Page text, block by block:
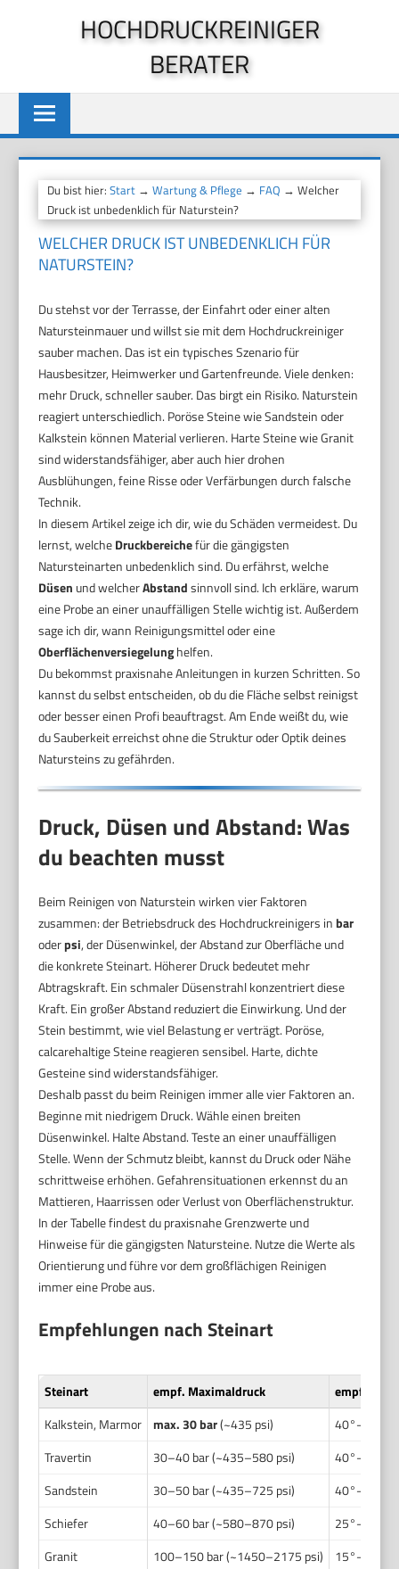
HOCHDRUCKREINIGER
BERATER
Du bist hier:Start →Wartung & Pflege → FAQ → Welcher
Druck ist unbedenklich für Naturstein?
WELCHER DRUCK IST UNBEDENKLICH FÜR
NATURSTEIN?
Du stehst vor der Terrasse, der Einfahrt oder einer alten
Natursteinmauer und willst sie mit dem Hochdruckreiniger
sauber machen. Das ist ein typisches Szenario für
Hausbesitzer, Heimwerker und Gartenfreunde. Viele denken:
mehr Druck, schneller sauber. Das birgt ein Risiko. Naturstein
reagiert unterschiedlich. Poröse Steine wie Sandstein oder
Kalkstein können Material verlieren. Harte Steine wie Granit
sind widerstandsfähiger, aber auch hier drohen
Ausblühungen, feine Risse oder Verfärbungen durch falsche
Technik.
In diesem Artikel zeige ich dir, wie du Schäden vermeidest. Du
lernst, welcheDruckbereichefür die gängigsten
Natursteinarten unbedenklich sind. Du erfährst, welche
Düsen und welcherAbstandsinnvoll sind. Ich erkläre, warum
eine Probe an einer unauffälligen Stelle wichtig ist. Außerdem
sage ich dir, wann Reinigungsmittel oder eine
Oberflächenversiegelunghelfen.
Du bekommst praxisnahe Anleitungen in kurzen Schritten. So
kannst du selbst entscheiden, ob du die Fläche selbst reinigst
oder besser einen Profi beauftragst. Am Ende weißt du, wie
du Sauberkeit erreichst ohne die Struktur oder Optik deines
Natursteins zu gefährden.
Druck, Düsen und Abstand: Was
du beachten musst
Beim Reinigen von Naturstein wirken vier Faktoren
zusammen: der Betriebsdruck des Hochdruckreinigers inbar
oderpsi, der Düsenwinkel, der Abstand zur Oberfläche und
die konkrete Steinart. Höherer Druck bedeutet mehr
Abtragskraft. Ein schmaler Düsenstrahl konzentriert diese
Kraft. Ein großer Abstand reduziert die Einwirkung. Und der
Stein bestimmt, wie viel Belastung er verträgt. Poröse,
calcarehaltige Steine reagieren sensibel. Harte, dichte
Gesteine sind widerstandsfähiger.
Deshalb passt du beim Reinigen immer alle vier Faktoren an.
Beginne mit niedrigem Druck. Wähle einen breiten
Düsenwinkel. Halte Abstand. Teste an einer unauffälligen
Stelle. Wenn der Schmutz bleibt, kannst du Druck oder Nähe
schrittweise erhöhen. Gefahrensituationen erkennst du an
Mattieren, Haarrissen oder Verlust von Oberflächenstruktur.
In der Tabelle findest du praxisnahe Grenzwerte und
Hinweise für die gängigsten Natursteine. Nutze die Werte als
Orientierung und führe vor dem großflächigen Reinigen
immer eine Probe aus.
Empfehlungen nach Steinart
Steinart empf. Maximaldruck
empf.
Kalkstein, Marmor
max. 30 bar(~435 psi)
40°–65°
Travertin
30–40 bar (~435–580 psi)
40°–65°
Sandstein
30–50 bar (~435–725 psi)
40°–60°
Schiefer
40–60 bar (~580–870 psi)
25°–40°
Granit
100–150 bar (~1450–2175 psi)
15°–25°